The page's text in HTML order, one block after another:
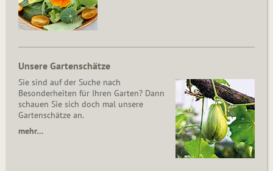
Unsere Gartenschätze
Sie sind auf der Suche nach
Besonderheiten für Ihren Garten? Dann
schauen Sie sich doch mal unsere
Gartenschätze an.
mehr…